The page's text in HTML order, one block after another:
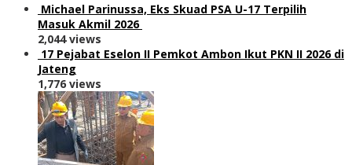
Michael Parinussa, Eks Skuad PSA U-17 Terpilih
Masuk Akmil 2026
2,044 views
17 Pejabat Eselon II Pemkot Ambon Ikut PKN II 2026 di
Jateng
1,776 views